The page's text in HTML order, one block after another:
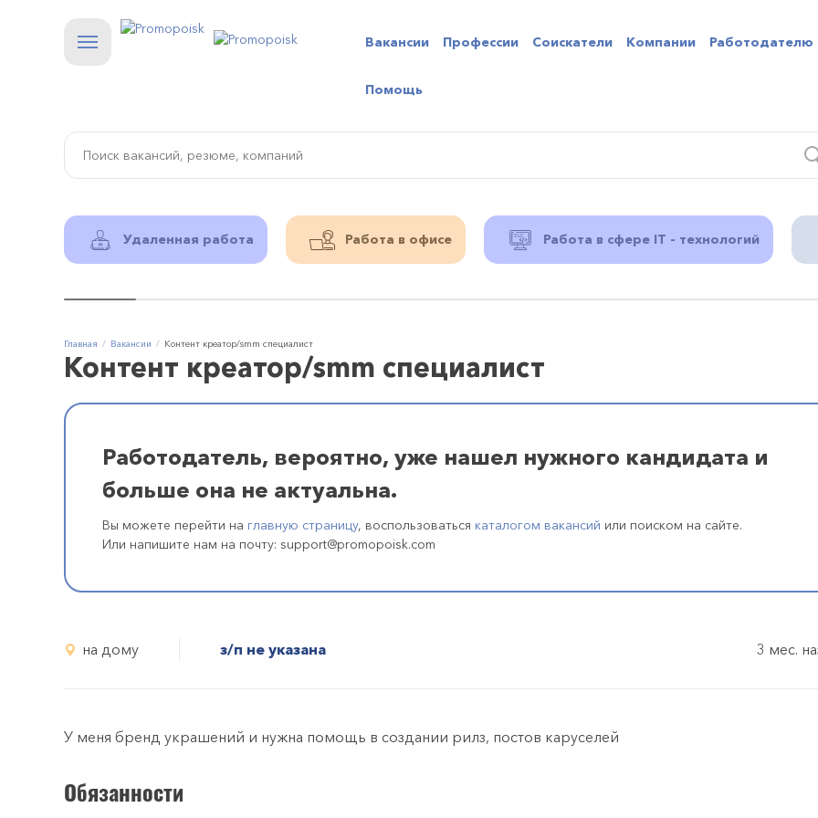
Вакансии Профессии Соискатели Компании Работодателю
Помощь
Удаленная работа Работа в офисе Работа в сфере IT - технологий
Главная Вакансии Контент креатор/smm специалист
Контент креатор/smm специалист
Работодатель, вероятно, уже нашел нужного кандидата и
больше она не актуальна.
Вы можете перейти на главную страницу, воспользоваться каталогом вакансий или поиском на сайте.
Или напишите нам на почту: support@promopoisk.com
на дому з/п не указана 3 мес.
У меня бренд украшений и нужна помощь в создании рилз, постов каруселей
Обязанности